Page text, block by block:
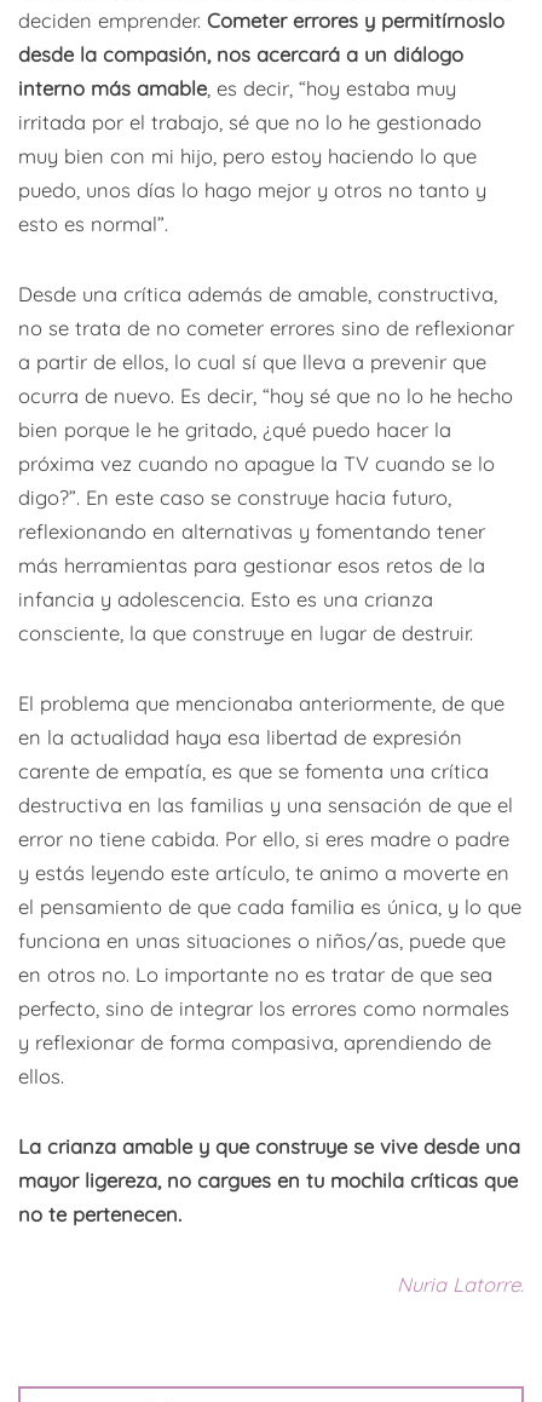
deciden emprender. Cometer errores y permitírnoslo
desde la compasión, nos acercará a un diálogo
interno más amable, es decir, “hoy estaba muy
irritada por el trabajo, sé que no lo he gestionado
muy bien con mi hijo, pero estoy haciendo lo que
puedo, unos días lo hago mejor y otros no tanto y
esto es normal”.
Desde una crítica además de amable, constructiva,
no se trata de no cometer errores sino de reflexionar
a partir de ellos, lo cual sí que lleva a prevenir que
ocurra de nuevo. Es decir, “hoy sé que no lo he hecho
bien porque le he gritado, ¿qué puedo hacer la
próxima vez cuando no apague la TV cuando se lo
digo?”. En este caso se construye hacia futuro,
reflexionando en alternativas y fomentando tener
más herramientas para gestionar esos retos de la
infancia y adolescencia. Esto es una crianza
consciente, la que construye en lugar de destruir.
El problema que mencionaba anteriormente, de que
en la actualidad haya esa libertad de expresión
carente de empatía, es que se fomenta una crítica
destructiva en las familias y una sensación de que el
error no tiene cabida. Por ello, si eres madre o padre
y estás leyendo este artículo, te animo a moverte en
el pensamiento de que cada familia es única, y lo que
funciona en unas situaciones o niños/as, puede que
en otros no. Lo importante no es tratar de que sea
perfecto, sino de integrar los errores como normales
y reflexionar de forma compasiva, aprendiendo de
ellos.
La crianza amable y que construye se vive desde una
mayor ligereza, no cargues en tu mochila críticas que
no te pertenecen.
Nuria Latorre.